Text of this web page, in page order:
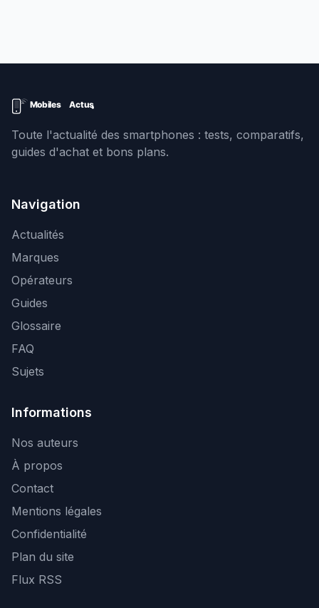
Toute l'actualité des smartphones : tests, comparatifs,
guides d'achat et bons plans.
Navigation
Actualités
Marques
Opérateurs
Guides
Glossaire
FAQ
Sujets
Informations
Nos auteurs
À propos
Contact
Mentions légales
Confidentialité
Plan du site
Flux RSS